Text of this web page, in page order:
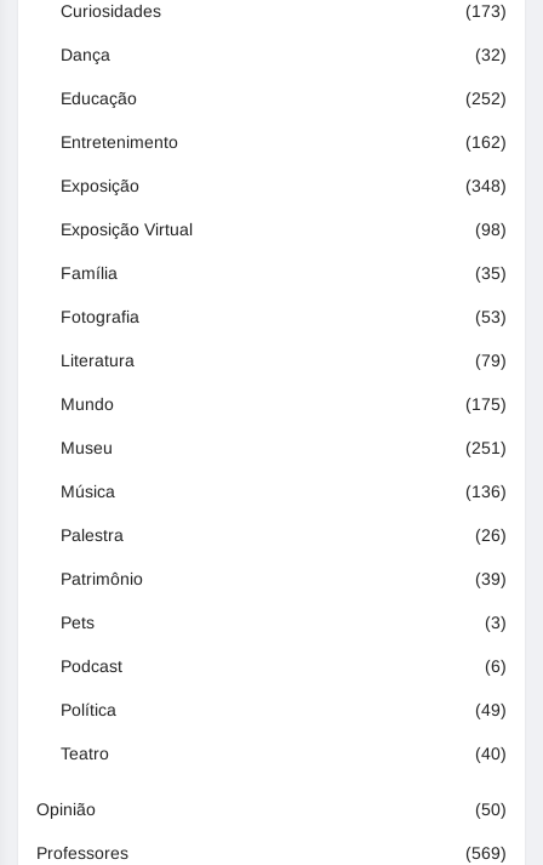
Curiosidades (173)
Dança (32)
Educação (252)
Entretenimento (162)
Exposição (348)
Exposição Virtual (98)
Família (35)
Fotografia (53)
Literatura (79)
Mundo (175)
Museu (251)
Música (136)
Palestra (26)
Patrimônio (39)
Pets (3)
Podcast (6)
Política (49)
Teatro (40)
Opinião (50)
Professores (569)